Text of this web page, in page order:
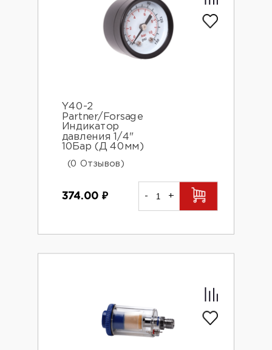
Y40-2
Partner/Forsage
Индикатор
давления 1/4"
10Бар (Д 40мм)
(0 Отзывов)
374.00 ₽ - +